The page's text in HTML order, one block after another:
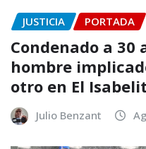
JUSTICIA PORTADA
Condenado a 30
hombre
otro en El
Julio Benzant